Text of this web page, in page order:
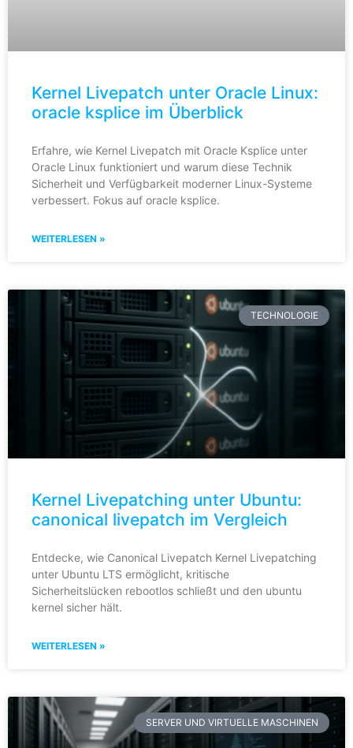
Kernel Livepatch unter Oracle Linux:
oracle ksplice im Überblick
Erfahre, wie Kernel Livepatch mit Oracle Ksplice unter
Oracle Linux funktioniert und warum diese Technik
Sicherheit und Verfügbarkeit moderner Linux-Systeme
verbessert. Fokus auf oracle ksplice.
WEITERLESEN »
TECHNOLOGIE
Kernel Livepatching unter Ubuntu:
canonical livepatch im Vergleich
Entdecke, wie Canonical Livepatch Kernel Livepatching
unter Ubuntu LTS ermöglicht, kritische
Sicherheitslücken rebootlos schließt und den ubuntu
kernel sicher hält.
WEITERLESEN »
SERVER UND VIRTUELLE MASCHINEN